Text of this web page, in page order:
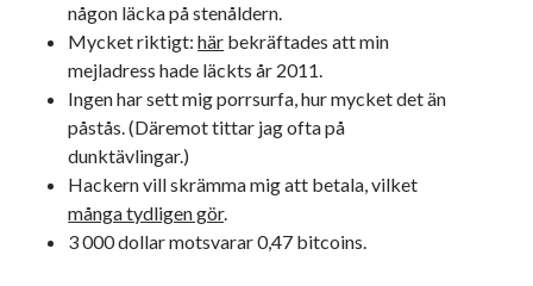
Swish: 070-8885542
någon läcka på stenåldern.
Mycket riktigt:här bekräftades att min
mejladress hade läckts år 2011.
Ingen har sett mig porrsurfa, hur mycket det än
påstås. (Däremot tittar jag ofta på
dunktävlingar.)
Hackern vill skrämma mig att betala, vilket
många tydligen gör.
3 000 dollar motsvarar 0,47 bitcoins.